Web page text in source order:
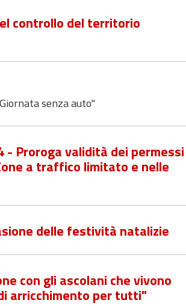
controllo del territorio
senza auto"
- Proroga validità dei permessi
a traffico limitato e nelle
delle festività natalizie
con gli ascolani che vivono
arricchimento per tutti"